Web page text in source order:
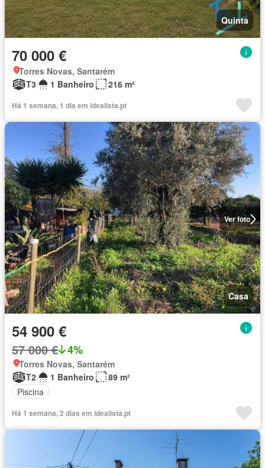
Quinta
70 000 €
Torres Novas, Santarém
T3
1 Banheiro 216 m²
Há 1 semana, 1 dia em idealista.pt
Ver foto
Casa
54 900 €
57 000 € 4%
Torres Novas, Santarém
T2
1 Banheiro
89 m²
Piscina
Há 1 semana, 2 dias em idealista.pt